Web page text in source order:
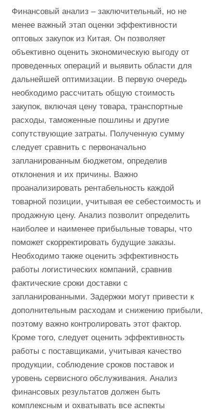
Финансовый анализ – заключительный, но не
менее важный этап оценки эффективности
оптовых закупок из Китая. Он позволяет
объективно оценить экономическую выгоду от
проведенных операций и выявить области для
дальнейшей оптимизации. В первую очередь
необходимо рассчитать общую стоимость
закупок, включая цену товара, транспортные
расходы, таможенные пошлины и другие
сопутствующие затраты. Полученную сумму
следует сравнить с первоначально
запланированным бюджетом, определив
отклонения и их причины. Важно
проанализировать рентабельность каждой
товарной позиции, учитывая ее себестоимость и
продажную цену. Анализ позволит определить
наиболее и наименее прибыльные товары, что
поможет скорректировать будущие заказы.
Необходимо также оценить эффективность
работы логистических компаний, сравнив
фактические сроки доставки с
запланированными. Задержки могут привести к
дополнительным расходам и снижению прибыли,
поэтому важно контролировать этот фактор.
Кроме того, следует оценить эффективность
работы с поставщиками, учитывая качество
продукции, соблюдение сроков поставок и
уровень сервисного обслуживания. Анализ
финансовых результатов должен быть
комплексным и охватывать все аспекты